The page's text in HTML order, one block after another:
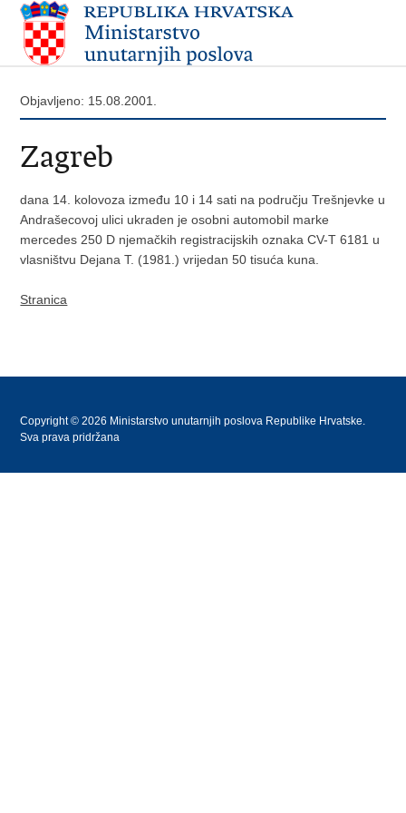
Objavljeno: 15.08.2001.
Zagreb
dana 14. kolovoza između 10 i 14 sati na području Trešnjevke u
Andrašecovoj ulici ukraden je osobni automobil marke
mercedes 250 D njemačkih registracijskih oznaka CV-T 6181 u
vlasništvu Dejana T. (1981.) vrijedan 50 tisuća kuna.
Stranica
Copyright © 2026 Ministarstvo unutarnjih poslova Republike Hrvatske.
Sva prava pridržana